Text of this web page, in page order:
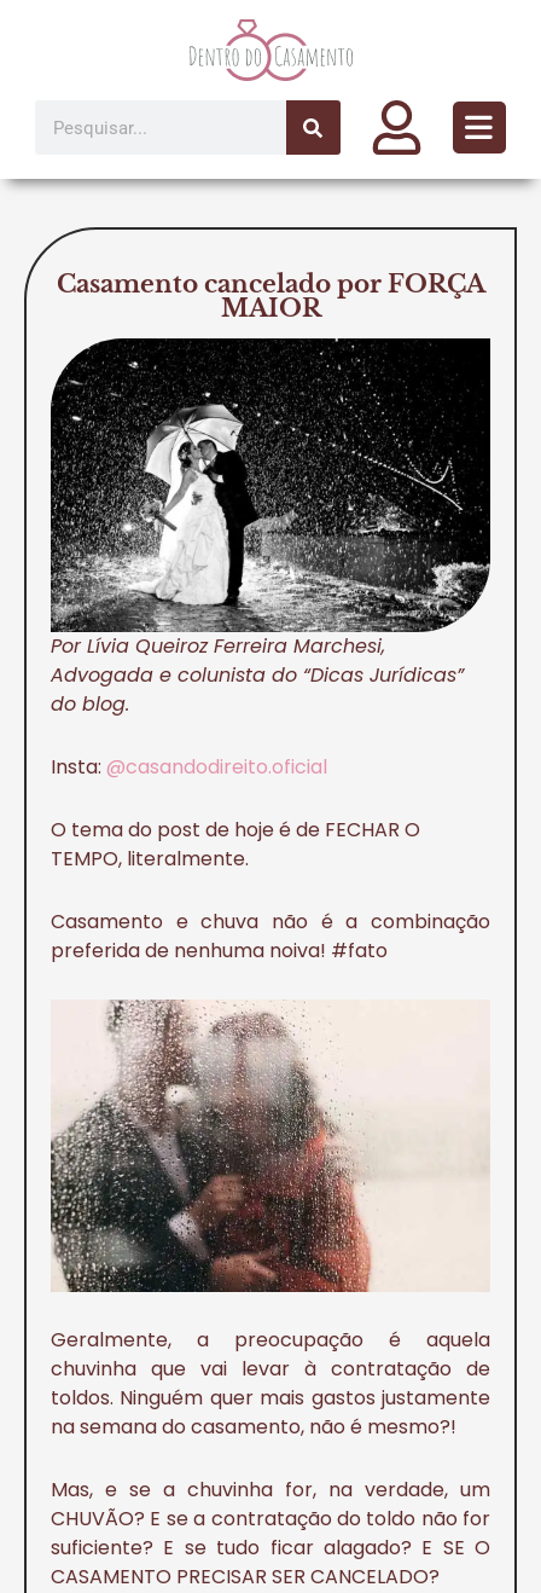
Casamento cancelado por FORÇA
MAIOR
Por Lívia Queiroz Ferreira Marchesi,
Advogada e colunista do “Dicas Jurídicas”
do blog.
Insta: @casandodireito.oficial
O tema do post de hoje é de FECHAR O
TEMPO, literalmente.
Casamento e chuva não é a combinação
preferida de nenhuma noiva! #fato
Geralmente, a preocupação é aquela
chuvinha que vai levar à contratação de
toldos. Ninguém quer mais gastos justamente
na semana do casamento, não é mesmo?!
Mas, e se a chuvinha for, na verdade, um
CHUVÃO? E se a contratação do toldo não for
suficiente? E se tudo ficar alagado? E SE O
CASAMENTO PRECISAR SER CANCELADO?